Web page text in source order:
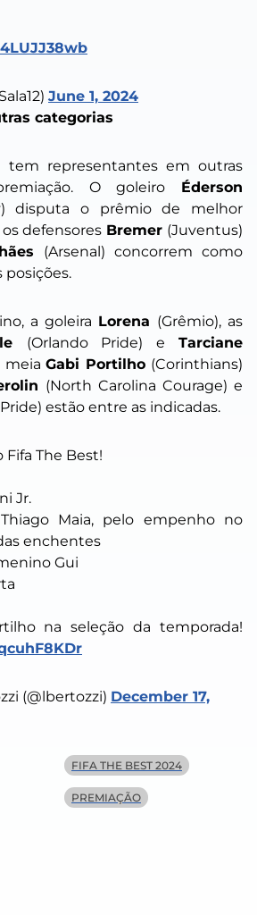
June 1, 2024
categorias
tem representantes em outras
O goleiro Éderson
disputa o prêmio de melhor
defensores Bremer (Juventus)
(Arsenal) concorrem como
posições.
a goleira Lorena (Grêmio), as
(Orlando Pride) eTarciane
meia Gabi Portilho (Corinthians)
(North Carolina Courage) e
estão entre as indicadas.
Fifa The Best!
Jr.
Maia, pelo empenho no
enchentes
Gui
na seleção da temporada!
(@lbertozzi) December 17,
FIFA THE BEST 2024
PREMIAÇÃO